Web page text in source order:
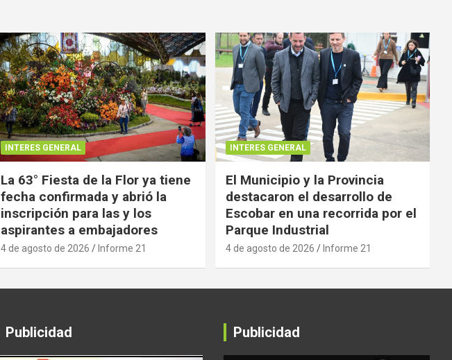
INTERES GENERAL
La 63° Fiesta de la Flor ya tiene
fecha confirmada y abrió la
inscripción para las y los
aspirantes a embajadores
4 de agosto de 2026 Informe 21
INTERES GENERAL
El Municipio y la Provincia
destacaron el desarrollo de
Escobar en una recorrida por el
Parque Industrial
4 de agosto de 2026 Informe 21
Publicidad Publicidad